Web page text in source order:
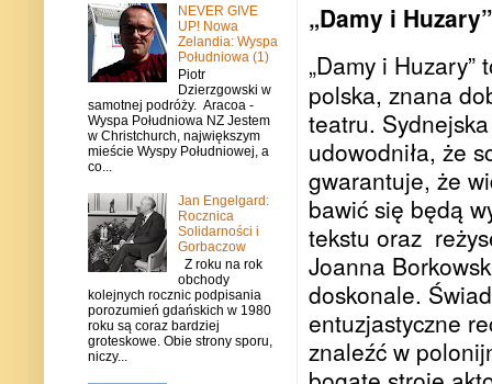
„Damy i
„Damy i Huzary”
polska, znana
teatru.
udowodniła, że
gwarantuje, że
bawić się będą
tekstu oraz
Joanna
doskonale.
entuzjastyczne
znaleźć w
NEVER GIVE
UP! Nowa
Zelandia: Wyspa
Południowa (1)
Piotr
Dzierzgowski w
samotnej podróży. Aracoa -
Wyspa Południowa NZ Jestem
w Christchurch, największym
mieście Wyspy Południowej, a
co...
Jan Engelgard:
Rocznica
Solidarności i
Gorbaczow
Z roku na rok
obchody
kolejnych rocznic podpisania
porozumień gdańskich w 1980
roku są coraz bardziej
groteskowe. Obie strony sporu,
niczy...